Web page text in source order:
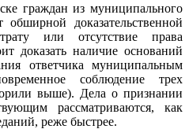
граждан из муниципального
доказательственной
или отсутствие права
доказать наличие оснований
ответчика муниципальным
соблюдение трех
выше). Дела о признании
рассматриваются, как
реже быстрее.